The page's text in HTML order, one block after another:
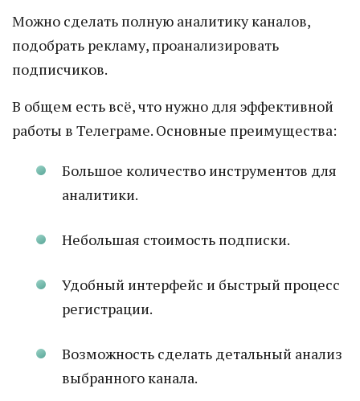
Можно сделать полную аналитику каналов,
подобрать рекламу, проанализировать
подписчиков.
В общем есть всё, что нужно для эффективной
работы в Телеграме. Основные преимущества:
Большое количество инструментов для
аналитики.
Небольшая стоимость подписки.
Удобный интерфейс и быстрый процесс
регистрации.
Возможность сделать детальный анализ
выбранного канала.